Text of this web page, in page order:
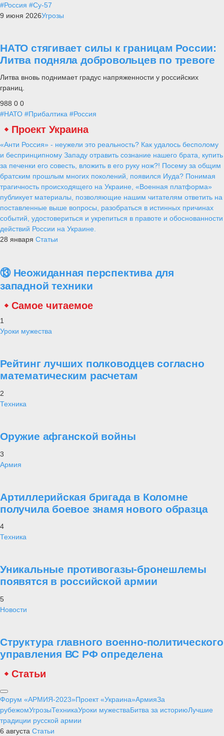
#Россия #Су-57
9 июня 2026Угрозы
НАТО стягивает силы к границам России:
Литва подняла добровольцев по тревоге
Литва вновь поднимает градус напряженности у российских
границ.
988 0 0
#НАТО #Прибалтика #Россия
Проект Украина
«Анти Россия» - неужели это реальность? Как удалось бесполому
и беспринципному Западу отравить сознание нашего брата, купить
за печенки его совесть, вложить в его руку нож?! Посему за общим
братским прошлым многих поколений, появился Иуда? Понимая
трагичность происходящего на Украине, «Военная платформа»
публикует материалы, позволяющие нашим читателям ответить на
поставленные выше вопросы, разобраться в истинных причинах
событий, удостовериться и укрепиться в правоте и обоснованности
действий России на Украине.
28 января Статьи
⑬ Неожиданная перспектива для
западной техники
Самое читаемое
1
Уроки мужества
Рейтинг лучших полководцев согласно
математическим расчетам
2
Техника
Оружие афганской войны
3
Армия
Артиллерийская бригада в Коломне
получила боевое знамя нового образца
4
Техника
Уникальные противогазы-бронешлемы
появятся в российской армии
5
Новости
Структура главного военно-политического
управления ВС РФ определена
Статьи
Форум «АРМИЯ-2023»Проект «Украина»АрмияЗа
рубежомУгрозыТехникаУроки мужестваБитва за историюЛучшие
традиции русской армии
6 августа Статьи